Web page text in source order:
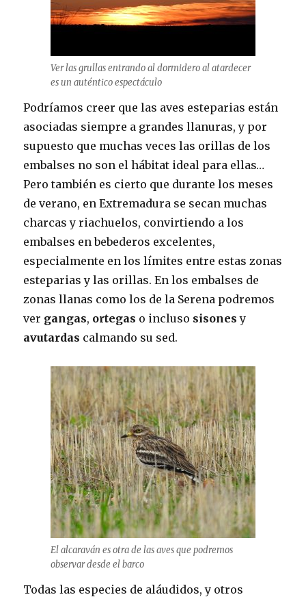
Ver las grullas entrando al dormidero al atardecer
es un auténtico espectáculo
Podríamos creer que las aves esteparias están
asociadas siempre a grandes llanuras, y por
supuesto que muchas veces las orillas de los
embalses no son el hábitat ideal para ellas…
Pero también es cierto que durante los meses
de verano, en Extremadura se secan muchas
charcas y riachuelos, convirtiendo a los
embalses en bebederos excelentes,
especialmente en los límites entre estas zonas
esteparias y las orillas. En los embalses de
zonas llanas como los de la Serena podremos
ver gangas, ortegas o incluso sisones y
avutardas calmando su sed.
El alcaraván es otra de las aves que podremos
observar desde el barco
Todas las especies de aláudidos, y otros